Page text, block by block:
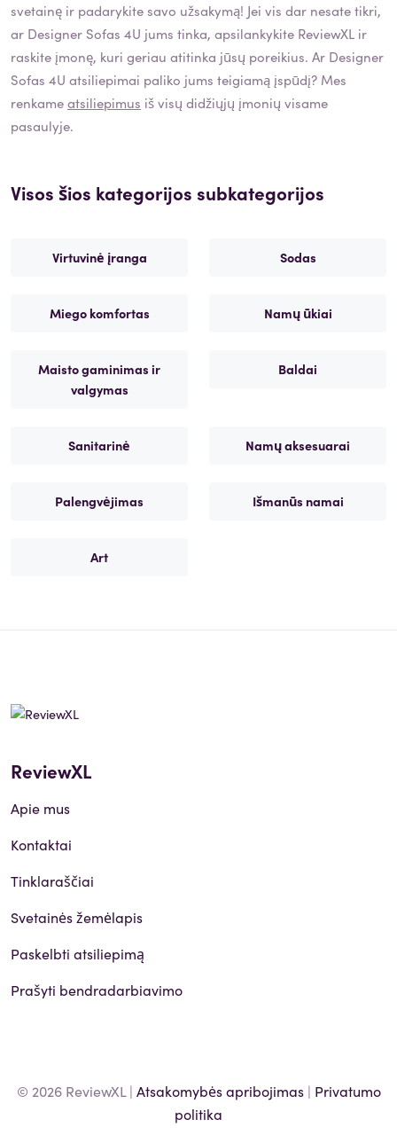
svetainę ir padarykite savo užsakymą! Jei vis dar nesate tikri,
ar Designer Sofas 4U jums tinka, apsilankykite ReviewXL ir
raskite įmonę, kuri geriau atitinka jūsų poreikius. Ar Designer
Sofas 4U atsiliepimai paliko jums teigiamą įspūdį? Mes
renkameatsiliepimus iš visų didžiųjų įmonių visame
pasaulyje.
Visos šios kategorijos subkategorijos
Virtuvinė įranga Sodas
Miego komfortas Namų ūkiai
Maisto gaminimas ir
valgymas
Baldai
Sanitarinė Namų aksesuarai
Palengvėjimas Išmanūs namai
Art
ReviewXL
Apie mus
Kontaktai
Tinklaraščiai
Svetainės žemėlapis
Paskelbti atsiliepimą
Prašyti bendradarbiavimo
© 2026 ReviewXL | Atsakomybės apribojimas| Privatumo
politika